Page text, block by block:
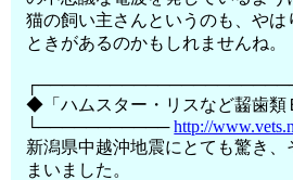
猫の飼い主さんというのも、や
ときがあるのかもしれませんね。
◆「ハムスター・リスなど齧歯
└───────────http://
新潟県中越沖地震にとても驚き
まいました。